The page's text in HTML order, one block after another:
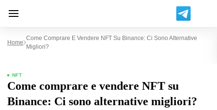
Home
Come Comprare E Vendere NFT Su Binance: Ci Sono Alternative
Migliori?
NFT
Come comprare e vendere NFT su
Binance: Ci sono alternative migliori?